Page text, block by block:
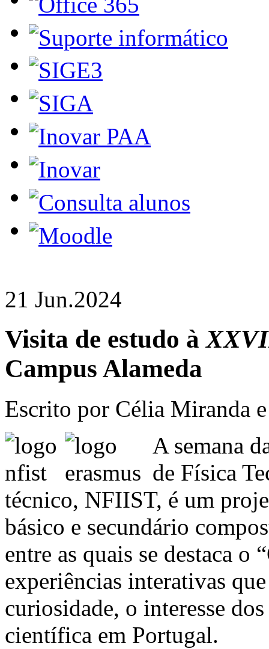
21 Jun.2024
Visita de estudo à
Campus Alameda
Escrito por Célia Miranda
A semana
de Física
técnico, NFIIST, é um
básico e secundário
entre as quais se destaca
experiências interativas
curiosidade, o interesse
científica em Portugal.